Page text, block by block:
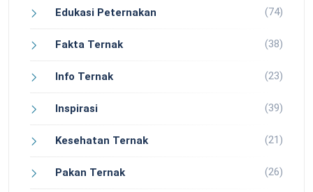
Edukasi Peternakan (74)
Fakta Ternak (38)
Info Ternak (23)
Inspirasi (39)
Kesehatan Ternak (21)
Pakan Ternak (26)